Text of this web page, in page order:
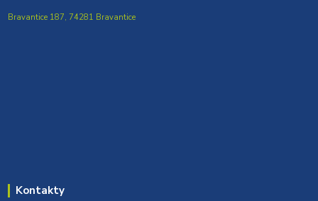
Bravantice 187, 74281 Bravantice
Kontakty